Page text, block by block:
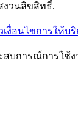
สงวนลิขสิทธิ์.
เงื่อนไขการให้บริ
สบการณ์การใช้